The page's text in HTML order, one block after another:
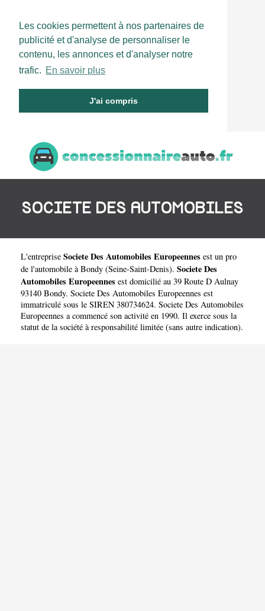
Les cookies permettent à nos partenaires de
publicité et d'analyse de personnaliser le
contenu, les annonces et d'analyser notre
trafic. En savoir plus
J'ai compris
SOCIETE DES AUTOMOBILES
EUROPEENNES
L'entreprise Societe Des Automobiles Europeennes est un pro
de l'automobile à Bondy (Seine-Saint-Denis). Societe Des
Automobiles Europeennes est domicilié au 39 Route D Aulnay
93140 Bondy. Societe Des Automobiles Europeennes est
immatriculé sous le SIREN 380734624. Societe Des Automobiles
Europeennes a commencé son activité en 1990. Il exerce sous la
statut de la société à responsabilité limitée (sans autre indication).